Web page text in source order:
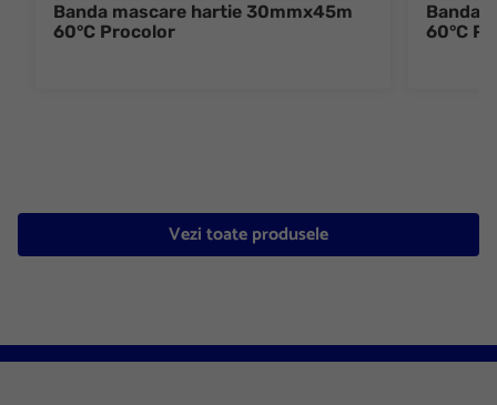
Banda mascare hartie 30mmx45m
60°C Procolor
Banda
60°C
Vezi toate produsele